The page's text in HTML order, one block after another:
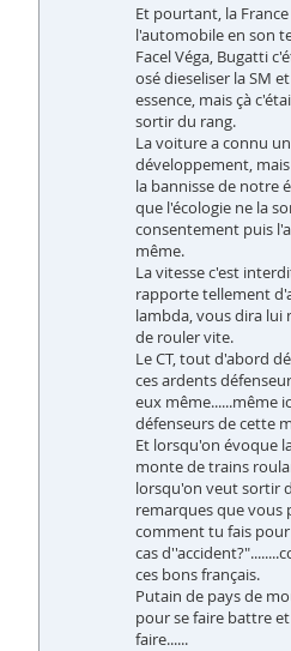
Et pourtant, la
l'automobile en son
Facel Véga, Bugatti
osé dieseliser la SM
essence, mais çà
sortir du rang.
La voiture a connu
développement,
la bannisse de notre
que l'écologie ne la
consentement puis
même.
La vitesse c'est
rapporte tellement
lambda, vous dira lui
de rouler vite.
Le CT, tout d'abord
ces ardents
eux même......même
défenseurs de cette
Et lorsqu'on évoque
monte de trains
lorsqu'on veut sortir
remarques que vous
comment tu fais
cas
ces bons français.
Putain de pays de
pour se faire battre
faire......